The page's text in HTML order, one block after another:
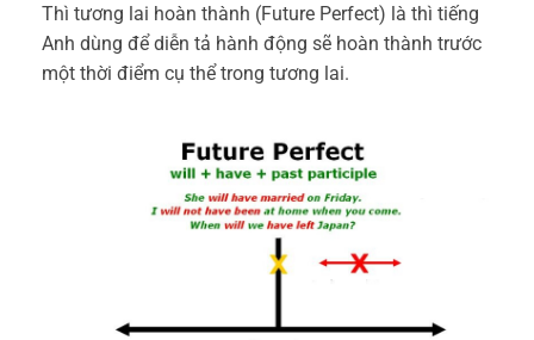
Thì tương lai hoàn thành (Future Perfect) là thì tiếng
Anh dùng để diễn tả hành động sẽ hoàn thành trước
một thời điểm cụ thể trong tương lai.